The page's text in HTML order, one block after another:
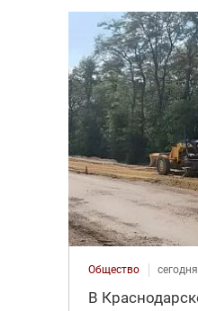
Общество
В